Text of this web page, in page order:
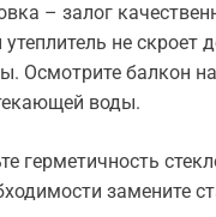
– залог
не скроет
Осмотрите балкон
воды.
герметичность
замените